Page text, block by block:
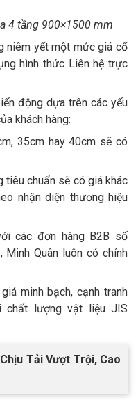
4 tầng 900×1500 mm
niêm yết một mức giá cố
hình thức Liên hệ trực
động dựa trên các yếu
khách hàng:
35cm hay 40cm sẽ có
tiêu chuẩn sẽ có giá khác
nhận diện thương hiệu
các đơn hàng B2B số
Quân luôn có chính
minh bạch, cạnh tranh
chất lượng vật liệu JIS
Tải Vượt Trội, Cao